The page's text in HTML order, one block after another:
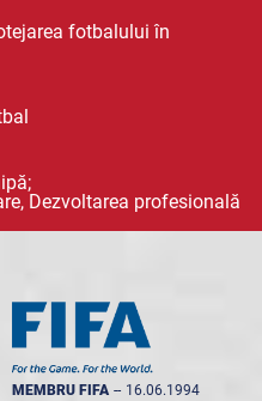
fotbalului în
Dezvoltarea profesională
MEMBRU FIFA -- 16.06.1994